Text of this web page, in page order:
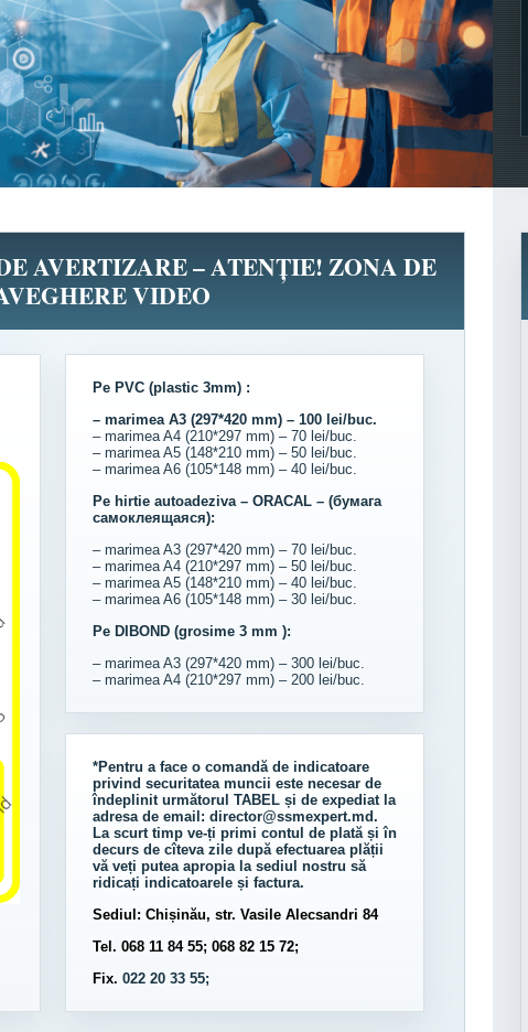
AVERTIZARE – ATENȚIE! ZONA DE
VIDEO
Pe PVC (plastic 3mm) :
– marimea A3 (297*420 mm) – 100 lei/buc.
– marimea A4 (210*297 mm) – 70 lei/buc.
– marimea A5 (148*210 mm) – 50 lei/buc.
– marimea A6 (105*148 mm) – 40 lei/buc.
Pe hirtie autoadeziva – ORACAL – (бумага
самоклеящаяся):
– marimea A3 (297*420 mm) – 70 lei/buc.
– marimea A4 (210*297 mm) – 50 lei/buc.
– marimea A5 (148*210 mm) – 40 lei/buc.
– marimea A6 (105*148 mm) – 30 lei/buc.
Pe DIBOND (grosime 3 mm ):
– marimea A3 (297*420 mm) – 300 lei/buc.
– marimea A4 (210*297 mm) – 200 lei/buc.
*Pentru a face o comandă de indicatoare
privind securitatea muncii este necesar de
îndeplinit următorul TABELși de expediat la
adresa de email: director@ssmexpert.md.
La scurt timp ve-ți primi contul de plată și în
decurs de cîteva zile după efectuarea plății
vă veți putea apropia la sediul nostru să
ridicați indicatoarele și factura.
Sediul: Chișinău, str. Vasile Alecsandri 84
Tel. 068 11 84 55; 068 82 15 72;
Fix. 022 20 33 55;